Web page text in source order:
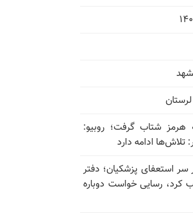
هرمز شتاب گرفت؛ روبیو:
تلاش‌ها ادامه دارد
استعفای پزشکیان؛ دفتر
کرد، رسایی خواست دوباره